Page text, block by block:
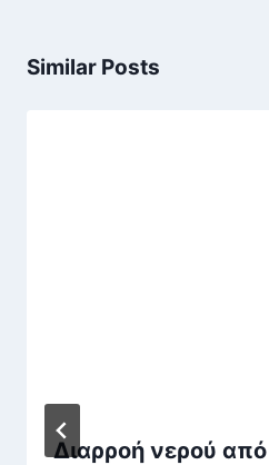
Similar Posts
Διαρροή νερού